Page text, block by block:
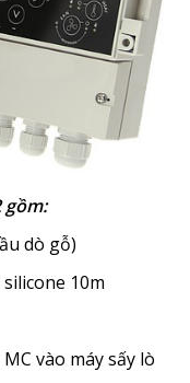
gồm:
dò gỗ)
10m
vào máy sấy lò